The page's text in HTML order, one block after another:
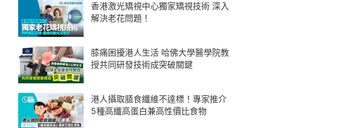
香港激光矯視中心獨家矯視技術 深入
解決老花問題！
膝痛困擾港人生活 哈佛大學醫學院教
授共同研發技術成突破關鍵
港人攝取膳食纖維不達標！專家推介
5種高纖高蛋白兼高性價比食物